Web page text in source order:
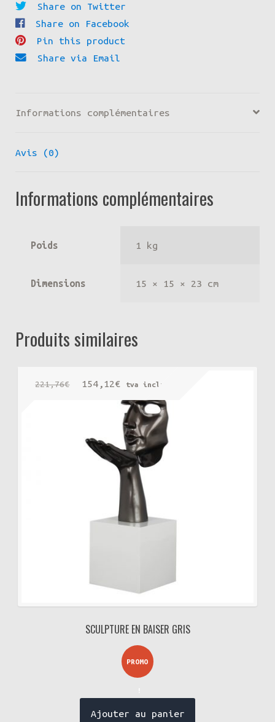
Share on Twitter
Share on Facebook
Pin this product
Share via Email
Informations complémentaires
Avis (0)
Informations complémentaires
Poids 1 kg
Dimensions 15 × 15 × 23 cm
Produits similaires
SCULPTURE EN BAISER GRIS
PROMO
221,76€
Le
221,76€.
154,12€ Le
prix
actuel
est :
154,12€.
tva incluse
Ajouter au panier